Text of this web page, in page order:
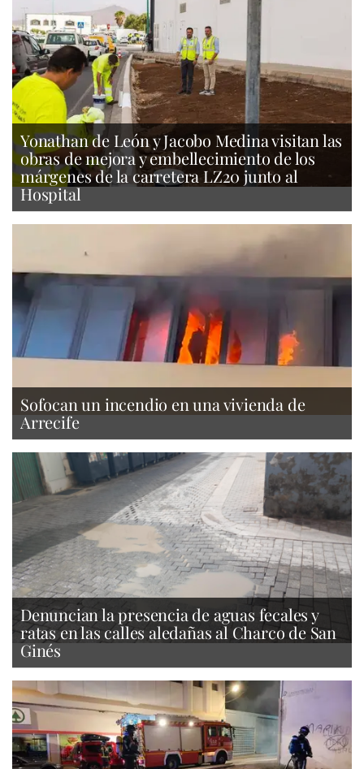
Yonathan de León y Jacobo Medina visitan las
obras de mejora y embellecimiento de los
márgenes de la carretera LZ20 junto al
Hospital
Sofocan un incendio en una vivienda de
Arrecife
Denuncian la presencia de aguas fecales y
ratas en las calles aledañas al Charco de San
Ginés